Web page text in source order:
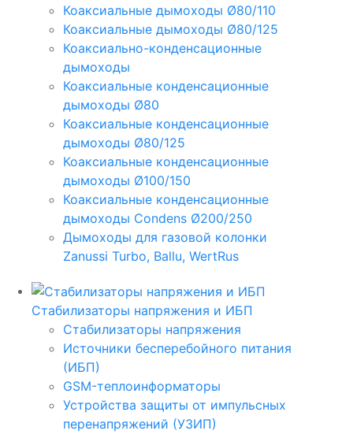
Коаксиальные дымоходы Ø80/110
Коаксиальные дымоходы Ø80/125
Коаксиально-конденсационные
дымоходы
Коаксиальные конденсационные
дымоходы Ø80
Коаксиальные конденсационные
дымоходы Ø80/125
Коаксиальные конденсационные
дымоходы Ø100/150
Коаксиальные конденсационные
дымоходы Condens Ø200/250
Дымоходы для газовой колонки
Zanussi Turbo, Ballu, WertRus
Стабилизаторы напряжения и ИБП
Стабилизаторы напряжения
Источники бесперебойного питания
(ИБП)
GSM-теплоинформаторы
Устройства защиты от импульсных
перенапряжений (УЗИП)